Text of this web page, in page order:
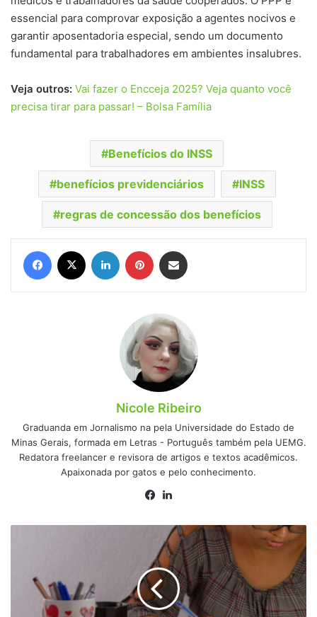
essencial para comprovar exposição a agentes nocivos e
garantir aposentadoria especial, sendo um documento
fundamental para trabalhadores em ambientes insalubres.
Veja outros: Vai fazer o Encceja 2025? Veja quanto você
precisa tirar para passar! – Bolsa Família
Benefícios do INSS
benefícios previdenciários INSS
regras de concessão dos benefícios
Facebook Linkedin Pinterest
Nicole Ribeiro
Graduanda em Jornalismo na pela Universidade do Estado de
Minas Gerais, formada em Letras - Português também pela UEMG.
Redatora freelancer e revisora de artigos e textos acadêmicos.
Apaixonada por gatos e pelo conhecimento.
Facebook